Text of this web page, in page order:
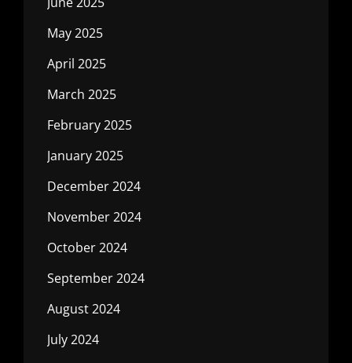
May 2025
April 2025
March 2025
February 2025
January 2025
December 2024
November 2024
October 2024
September 2024
August 2024
July 2024